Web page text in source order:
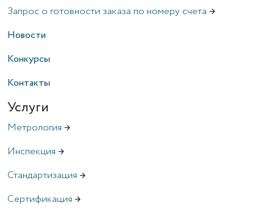
Запрос о готовности заказа по номеру счета →
Новости
Конкурсы
Контакты
Услуги
Метрология →
Инспекция →
Стандартизация →
Сертификация →